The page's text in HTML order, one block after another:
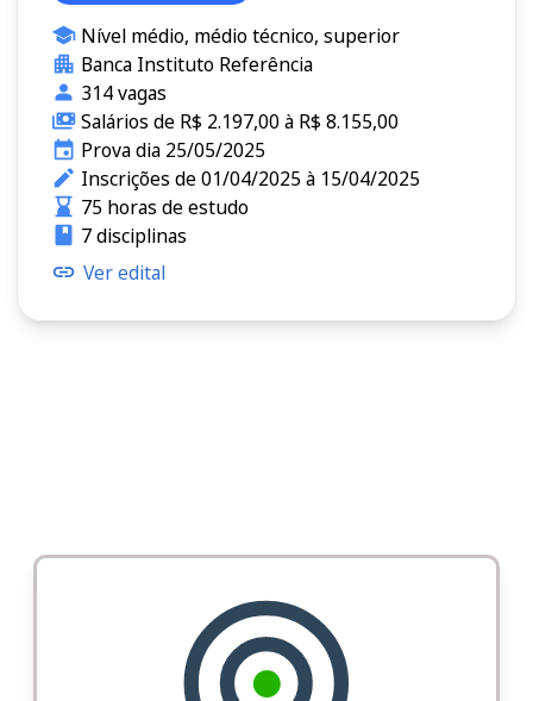
Nível médio, médio técnico, superior
Banca Instituto Referência
314 vagas
Salários de R$ 2.197,00 à R$ 8.155,00
Prova dia 25/05/2025
Inscrições de 01/04/2025 à 15/04/2025
75 horas de estudo
7 disciplinas
Ver edital